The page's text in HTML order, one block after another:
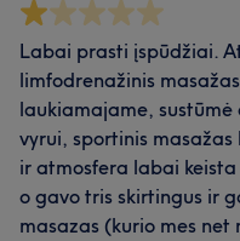
Labai prasti įspūdžiai.
limfodrenažinis
laukiamajame,
vyrui, sportinis
ir atmosfera labai
o gavo tris skirtingus ir
masazas (kurio mes